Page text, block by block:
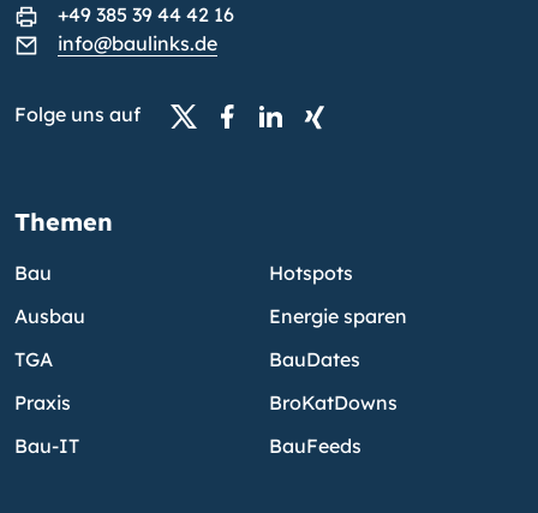
+49 385 39 44 42 16
info@baulinks.de
Folge uns auf
Themen
Bau
Ausbau
TGA
Praxis
Bau-IT
Hotspots
Energie sparen
BauDates
BroKatDowns
BauFeeds